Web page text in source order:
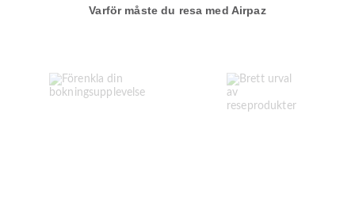
Varför måste du resa med Airpaz